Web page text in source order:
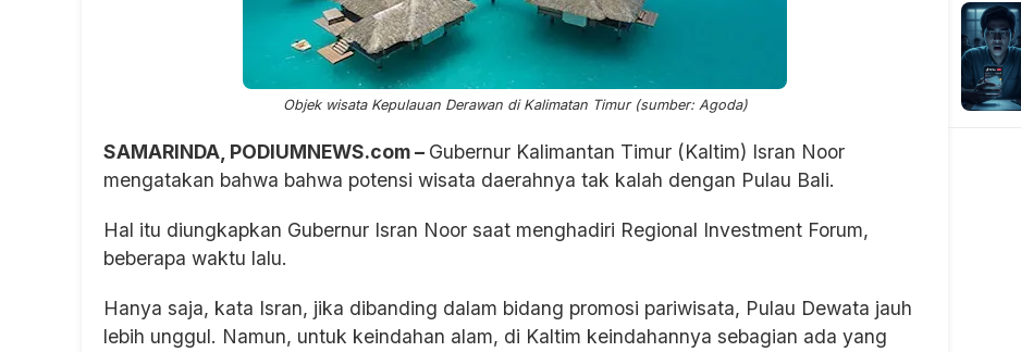
Objek wisata Kepulauan Derawan di Kalimatan Timur (sumber: Agoda)
SAMARINDA, PODIUMNEWS.com – Gubernur Kalimantan Timur (Kaltim) Isran Noor
mengatakan bahwa bahwa potensi wisata daerahnya tak kalah dengan Pulau Bali.
Hal itu diungkapkan Gubernur Isran Noor saat menghadiri Regional Investment Forum,
beberapa waktu lalu.
Hanya saja, kata Isran, jika dibanding dalam bidang promosi pariwisata, Pulau Dewata jauh
lebih unggul. Namun, untuk keindahan alam, di Kaltim keindahannya sebagian ada yang